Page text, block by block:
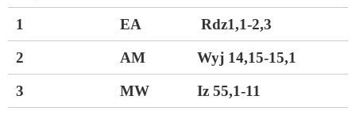
1
EA Rdz1,1-2,3
2
AM Wyj 14,15-15,1
3
MW Iz 55,1-11